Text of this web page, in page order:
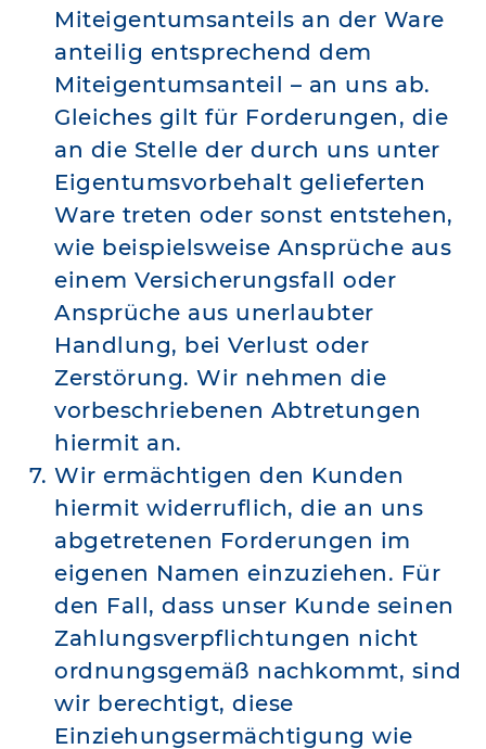
Miteigentumsanteils an der Ware
anteilig entsprechend dem
Miteigentumsanteil – an uns ab.
Gleiches gilt für Forderungen, die
an die Stelle der durch uns unter
Eigentumsvorbehalt gelieferten
Ware treten oder sonst entstehen,
wie beispielsweise Ansprüche aus
einem Versicherungsfall oder
Ansprüche aus unerlaubter
Handlung, bei Verlust oder
Zerstörung. Wir nehmen die
vorbeschriebenen Abtretungen
hiermit an.
Wir ermächtigen den Kunden
hiermit widerruflich, die an uns
abgetretenen Forderungen im
eigenen Namen einzuziehen. Für
den Fall, dass unser Kunde seinen
Zahlungsverpflichtungen nicht
ordnungsgemäß nachkommt, sind
wir berechtigt, diese
Einziehungsermächtigung wie